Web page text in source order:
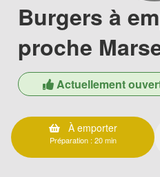
Burgers à
proche
Actuellement
À emporter
Préparation : 20 min